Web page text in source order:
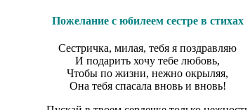
Пожелание с юбилеем сестре в стихах
Сестричка, милая, тебя я поздравляю
И подарить хочу тебе любовь,
Чтобы по жизни, нежно окрыляя,
Она тебя спасала вновь и вновь!